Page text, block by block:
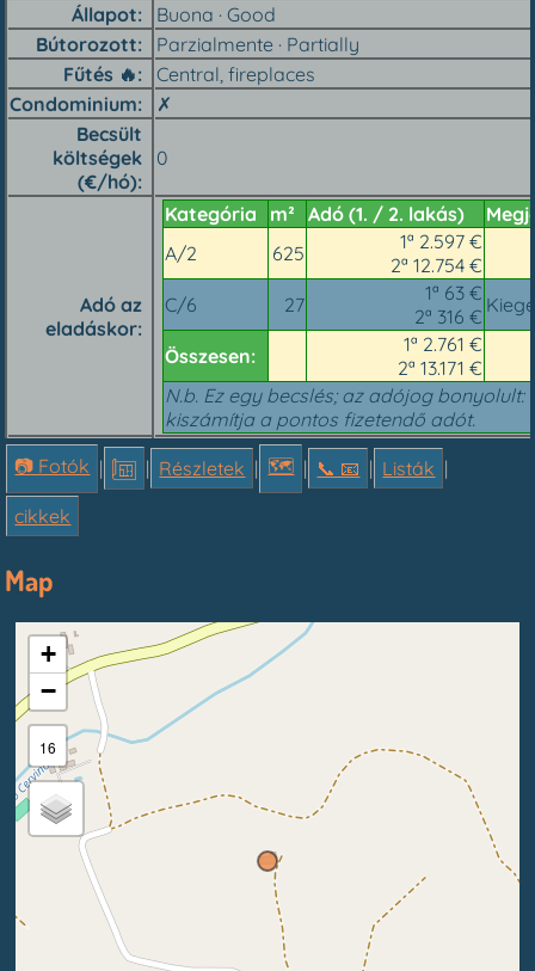
Állapot
Buona · Good
Bútorozott
Parzialmente · Partially
Fűtés 🔥︎
Central, fireplaces
Condominium
✗
Becsült
költségek
(€/hó)
0
Adó az
eladáskor
Kategória m² Adó (1. / 2. lakás)
A/2
625
1ª 2.597 €
2ª 12.754 €
C/6
27
1ª 63 €
2ª 316 €
Összesen:
1ª 2.761 €
2ª 13.171 €
N.b. Ez egy becslés; az adójog bonyolult:
kiszámítja a pontos fizetendő adót.
📷 Fotók | | Részletek | 🗺 | 📞︎ 📧 | Listák |
cikkek
Map
+
−
16